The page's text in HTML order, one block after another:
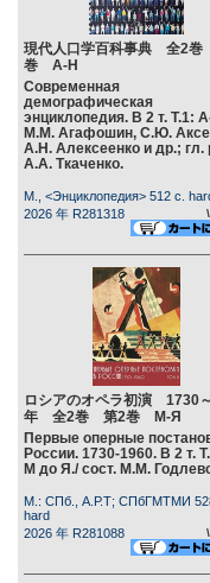
現代人口学百科事典 全2
巻 А-Н
Современная
демографическая
энциклопедия. В 2 т. Т.1:
М.М. Агафошин, С.Ю.
А.Н. Алексеенко и др.; гл.
А.А. Ткаченко.
М., <Энциклопедия> 512 c.
2026 年 R281318
ロシアのオペラ初演 1730
年 全2巻 第2巻 М-Я
Первые оперные
России. 1730-1960. В 2 т.
М до Я./ сост. М.М.
М.: СПб., А.Р.Т; СПбГМТМИ
hard
2026 年 R281088